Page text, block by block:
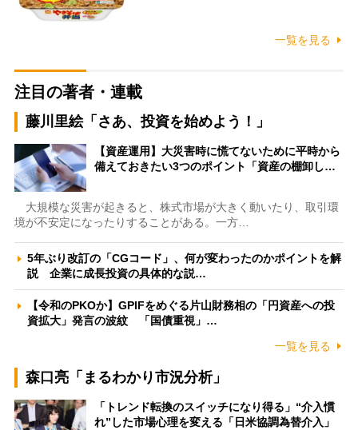
一覧を見る
注目の著者・連載
藤川里絵「さあ、投資を始めよう！」
【資産運用】大災害時に慌てないために平時から
備えておきたい3つのポイント「資産の棚卸し…
大規模な災害が起きると、株式市場が大きく動いたり、取引環
境が不安定になったりすることがある。一方…
5年ぶり改訂の「CGコード」、何が変わったのかポイントを解
説 企業に成長投資の具体的な説…
【令和のPKOか】GPIFをめぐる片山財務相の「円資産への投
資拡大」発言の波紋 「国債重視」…
一覧を見る
森口亮「まるわかり市況分析」
「トレンド転換のスイッチになり得る」“介入慣
れ”した市場心理を変える「日米協調為替介入」